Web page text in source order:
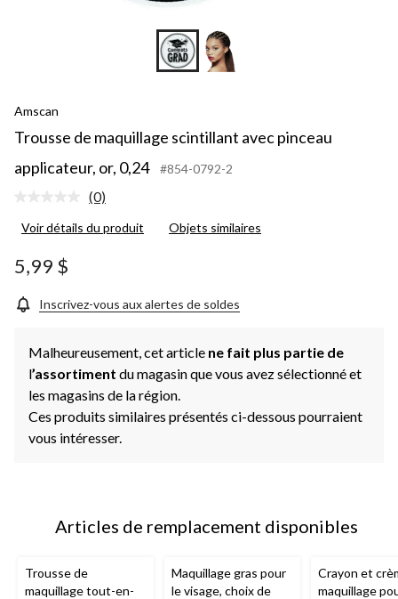
Amscan
Trousse de maquillage scintillant avec pinceau
applicateur, or, 0,24
#854-0792-2
Aucune
pour
la
même
(0)
Voir détails du produit Objets similaires
5,99 $
Inscrivez-vous aux alertes de soldes
Malheureusement, cet article ne fait plus partie de
l’assortiment du magasin que vous avez sélectionné et
les magasins de la région.
Ces produits similaires présentés ci-dessous pourraient
vous intéresser.
Articles de remplacement disponibles
Trousse de
maquillage tout-en-
Maquillage gras pour
le visage, choix de
Crayon et
maquillage